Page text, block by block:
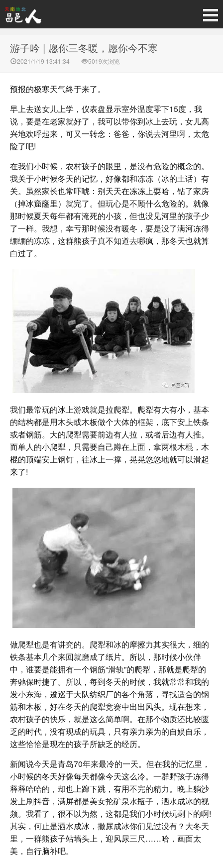
游子吟 | 愿你三冬暖，愿你今不寒
2021/1/19 13:41:34 5019次浏览
预报的极寒天气终于来了。
早上去送女儿上学，仪表盘显示室外温度零下15度，我
说，要是在老家就好了，我可以带你到冰上去玩，女儿高
兴地欢呼起来，可又一转念：爸爸，你说去河里啊，太危
险了吧!
在我们小时候，农村孩子的眼里，是没有危险的概念的。
我关于小时候冬天的记忆，好像都和冻冻（冰的土话）有
关。虽然家长也常吓唬：别天天在冻冻上耍哈，钻了家房
（掉冰窟窿里）就完了。但玩心是不顾什么危险的。就像
那时候夏天每年都有淹死的小孩，但也没见河里的孩子少
了一样。我想，幸亏那时候没有暖冬，要是没了满河冻得
绷绷的冻冻，这群熊孩子真不知道去哪疯，那冬天也就算
白过了。
我们最常玩的冰上游戏就是拉爬犁。爬犁有大有小，基本
的结构都是用木头或木板做个大体的框架，底下安上铁条
或者钢筋。大的爬犁需要前边有人拉，或者后边有人推。
而单人的小爬犁，只需要自己蹲在上面，拿两根木棍，木
棍的顶端安上钢钉，往冰上一撑，晃晃悠悠地就可以滑起
来了!
做爬犁也是有讲究的。爬犁和冰的摩擦力其实很大，细的
铁条基本几个来回就磨成了纸片。所以，那时候小伙伴
中，谁要是能拥有一个钢筋“滑轨”的爬犁，那就是爬犁的
奔驰保时捷了。所以，每到冬天的时候，我就常常和我的
发小东海，逡巡于大队纺织厂的各个角落，寻找适合的钢
筋和木板，好在冬天的爬犁竞赛中出出风头。现在想来，
农村孩子的快乐，就是这么简单啊。在那个物质还比较匮
乏的时代，没有现成的玩具，只有亲力亲为的自娱自乐，
这些恰恰是现在的孩子所缺乏的经历。
新闻说今天是青岛70年来最冷的一天。但在我的记忆里，
小时候的冬天好像每天都像今天这么冷。一群野孩子冻得
释释哈哈的，却也上蹿下跳，有用不完的精力。晚上躺沙
发上刷抖音，满屏都是美女抡矿泉水瓶子，洒水成冰的视
频。我看了，很不以为然，这都是我们小时候玩剩下的啊!
其实，何止是洒水成冰，撒尿成冰你们见过没有？大冬天
里，一群熊孩子站墙头上，迎风尿三尺……哈，画面太
美，自行脑补吧。